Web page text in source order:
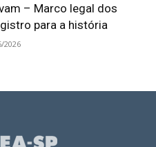
– Marco legal dos
para a história
2026